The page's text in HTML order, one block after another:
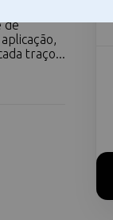
de
traço...